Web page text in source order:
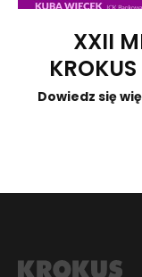
XXII
Dowiedz się